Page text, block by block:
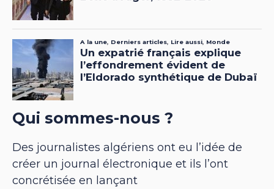
Qui sommes-nous ?
Des journalistes algériens ont eu l’idée de
créer un journal électronique et ils l’ont
concrétisée en lançant